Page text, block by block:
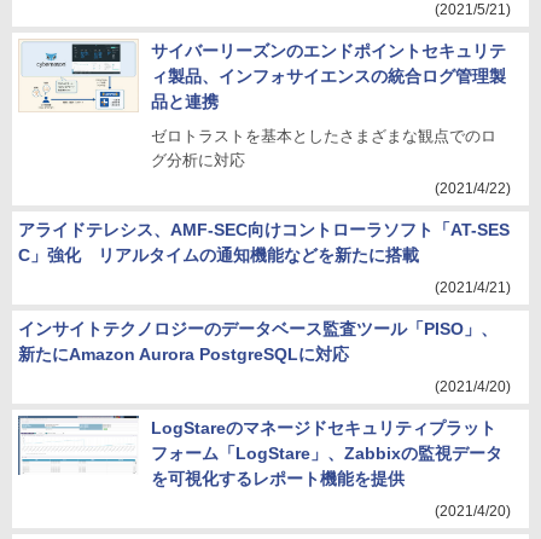
(2021/5/21)
サイバーリーズンのエンドポイントセキュリテ
ィ製品、インフォサイエンスの統合ログ管理製
品と連携
ゼロトラストを基本としたさまざまな観点でのロ
グ分析に対応
(2021/4/22)
アライドテレシス、AMF-SEC向けコントローラソフト「AT-SES
C」強化 リアルタイムの通知機能などを新たに搭載
(2021/4/21)
インサイトテクノロジーのデータベース監査ツール「PISO」、
新たにAmazon Aurora PostgreSQLに対応
(2021/4/20)
LogStareのマネージドセキュリティプラット
フォーム「LogStare」、Zabbixの監視データ
を可視化するレポート機能を提供
(2021/4/20)